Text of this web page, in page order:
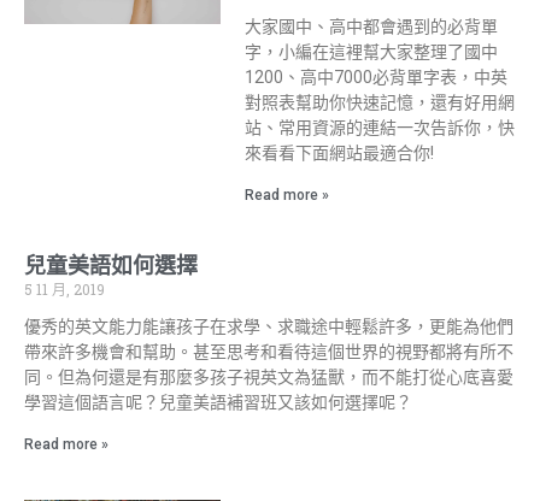
大家國中、高中都會遇到的必背單
字，小編在這裡幫大家整理了國中
1200、高中7000必背單字表，中英
對照表幫助你快速記憶，還有好用網
站、常用資源的連結一次告訴你，快
來看看下面網站最適合你!
Read more »
兒童美語如何選擇
5 11 月, 2019
優秀的英文能力能讓孩子在求學、求職途中輕鬆許多，更能為他們
帶來許多機會和幫助。甚至思考和看待這個世界的視野都將有所不
同。但為何還是有那麼多孩子視英文為猛獸，而不能打從心底喜愛
學習這個語言呢？兒童美語補習班又該如何選擇呢？
Read more »